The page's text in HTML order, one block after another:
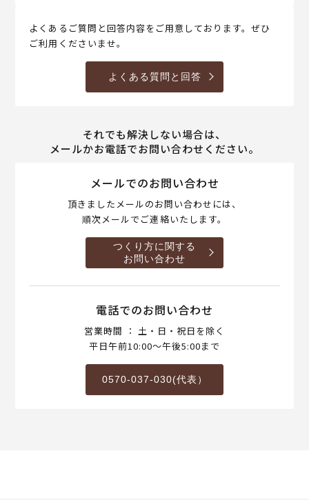
よくあるご質問と回答内容をご用意しております。ぜひ
ご利用くださいませ。
よくある質問と回答
それでも解決しない場合は、
メールかお電話でお問い合わせください。
メールでのお問い合わせ
頂きましたメールのお問い合わせには、
順次メールでご連絡いたします。
つくり方に関する
お問い合わせ
電話でのお問い合わせ
営業時間 ： 土・日・祝日を除く
平日午前10:00～午後5:00まで
0570-037-030(代表）